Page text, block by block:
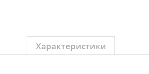
Характеристики